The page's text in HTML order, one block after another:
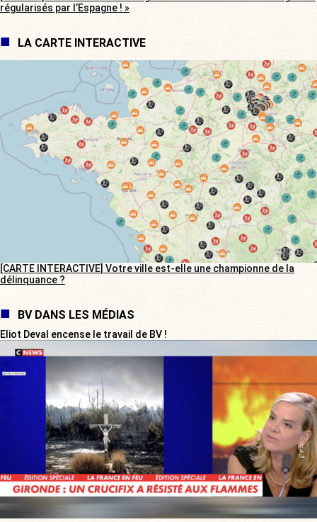
régularisés par l’Espagne ! »
LA CARTE INTERACTIVE
[CARTE INTERACTIVE] Votre ville est-elle une championne de la
délinquance ?
BV DANS LES MÉDIAS
Eliot Deval encense le travail de BV !